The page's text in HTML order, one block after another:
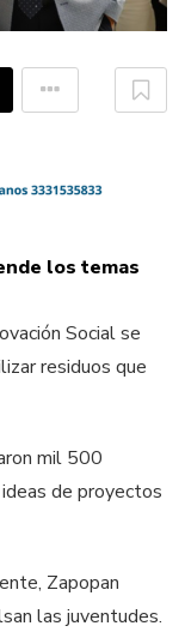
los temas
Social se
residuos que
mil 500
de proyectos
Zapopan
las juventudes.